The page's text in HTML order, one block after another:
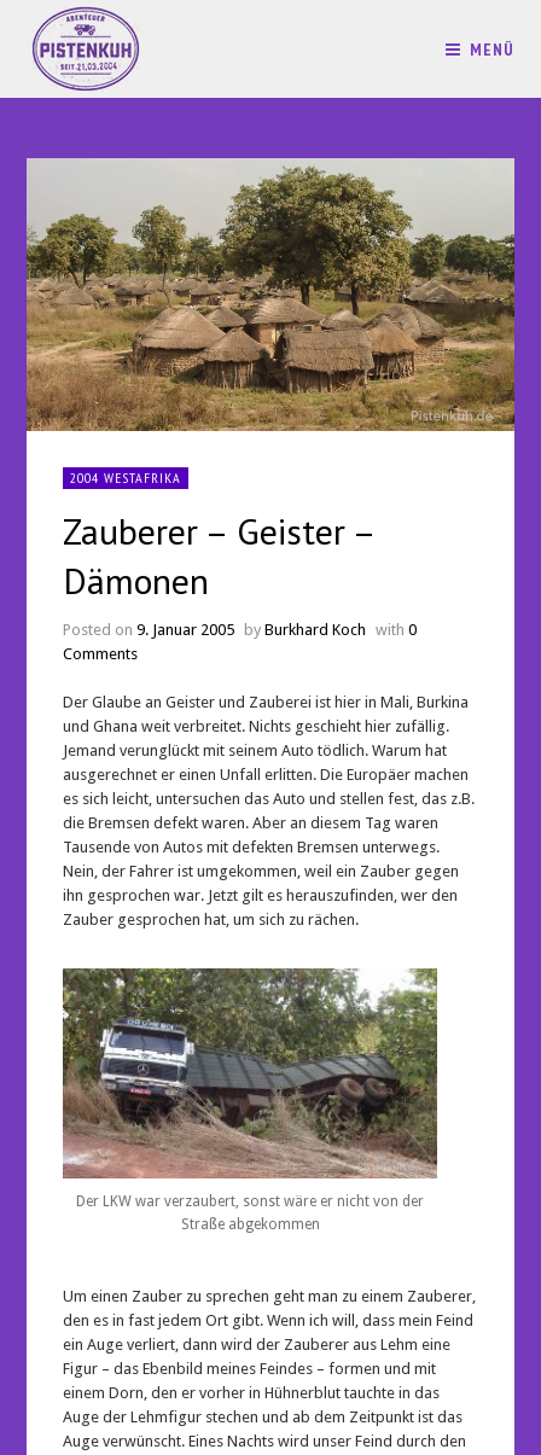
MENÜ
2004 WESTAFRIKA
Zauberer – Geister –
Dämonen
Posted on9. Januar 2005 byBurkhard Koch with0
Comments
Der Glaube an Geister und Zauberei ist hier in Mali, Burkina
und Ghana weit verbreitet. Nichts geschieht hier zufällig.
Jemand verunglückt mit seinem Auto tödlich. Warum hat
ausgerechnet er einen Unfall erlitten. Die Europäer machen
es sich leicht, untersuchen das Auto und stellen fest, das z.B.
die Bremsen defekt waren. Aber an diesem Tag waren
Tausende von Autos mit defekten Bremsen unterwegs.
Nein, der Fahrer ist umgekommen, weil ein Zauber gegen
ihn gesprochen war. Jetzt gilt es herauszufinden, wer den
Zauber gesprochen hat, um sich zu rächen.
Der LKW war verzaubert, sonst wäre er nicht von der
Straße abgekommen
Um einen Zauber zu sprechen geht man zu einem Zauberer,
den es in fast jedem Ort gibt. Wenn ich will, dass mein Feind
ein Auge verliert, dann wird der Zauberer aus Lehm eine
Figur – das Ebenbild meines Feindes – formen und mit
einem Dorn, den er vorher in Hühnerblut tauchte in das
Auge der Lehmfigur stechen und ab dem Zeitpunkt ist das
Auge verwünscht. Eines Nachts wird unser Feind durch den